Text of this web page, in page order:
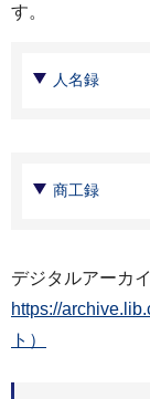
す。
人名録
商工録
デジタルアーカ
https://
ト）